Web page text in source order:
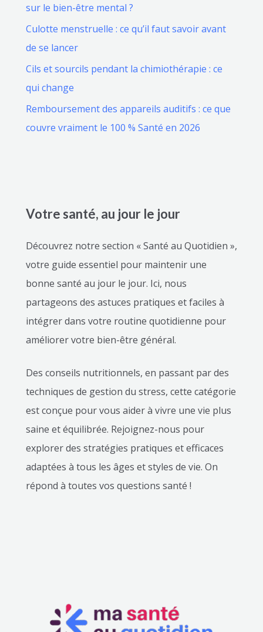
sur le bien-être mental ?
Culotte menstruelle : ce qu’il faut savoir avant
de se lancer
Cils et sourcils pendant la chimiothérapie : ce
qui change
Remboursement des appareils auditifs : ce que
couvre vraiment le 100 % Santé en 2026
Votre santé, au jour le jour
Découvrez notre section « Santé au Quotidien »,
votre guide essentiel pour maintenir une
bonne santé au jour le jour. Ici, nous
partageons des astuces pratiques et faciles à
intégrer dans votre routine quotidienne pour
améliorer votre bien-être général.
Des conseils nutritionnels, en passant par des
techniques de gestion du stress, cette catégorie
est conçue pour vous aider à vivre une vie plus
saine et équilibrée. Rejoignez-nous pour
explorer des stratégies pratiques et efficaces
adaptées à tous les âges et styles de vie. On
répond à toutes vos questions santé !